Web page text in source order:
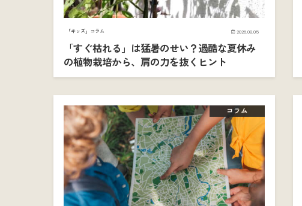
「キッズ」コラム 2026.08.05
「すぐ枯れる」は猛暑のせい？過酷な夏休み
の植物栽培から、肩の力を抜くヒント
コラム